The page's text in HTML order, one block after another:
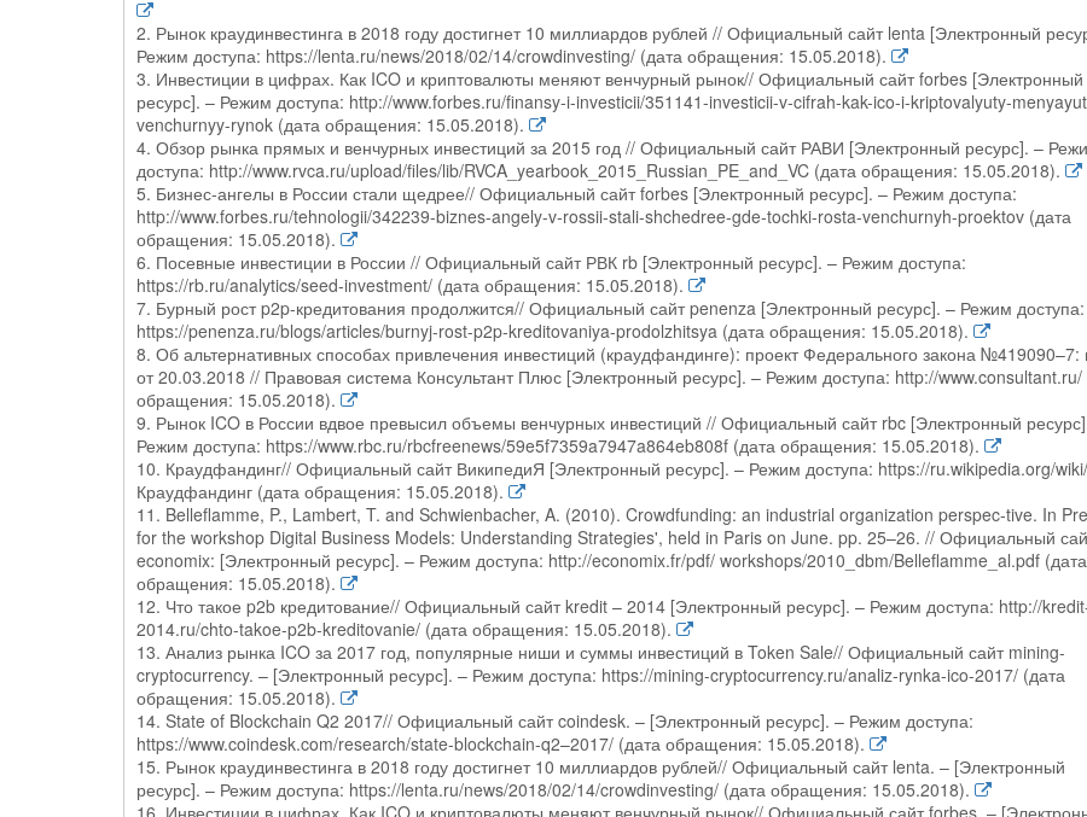
2. Рынок краудинвестинга в 2018 году достигнет 10 миллиардов рублей // Официальный сайт lenta [Электронный
Режим доступа: https://lenta.ru/news/2018/02/14/crowdinvesting/ (дата обращения: 15.05.2018).
3. Инвестиции в цифрах. Как ICO и криптовалюты меняют венчурный рынок// Официальный сайт forbes [Электронный
ресурс]. – Режим доступа: http://www.forbes.ru/finansy-i-investicii/351141-investicii-v-cifrah-kak-ico-i-kriptovalyuty-
venchurnyy-rynok (дата обращения: 15.05.2018).
4. Обзор рынка прямых и венчурных инвестиций за 2015 год // Официальный сайт РАВИ [Электронный ресурс]. –
доступа: http://www.rvca.ru/upload/files/lib/RVCA_yearbook_2015_Russian_PE_and_VC (дата обращения: 15.05.2018).
5. Бизнес-ангелы в России стали щедрее// Официальный сайт forbes [Электронный ресурс]. – Режим доступа:
http://www.forbes.ru/tehnologii/342239-biznes-angely-v-rossii-stali-shchedree-gde-tochki-rosta-venchurnyh-proektov (дата
обращения: 15.05.2018).
6. Посевные инвестиции в России // Официальный сайт РВК rb [Электронный ресурс]. – Режим доступа:
https://rb.ru/analytics/seed-investment/ (дата обращения: 15.05.2018).
7. Бурный рост p2p-кредитования продолжится// Официальный сайт penenza [Электронный ресурс]. – Режим доступа:
https://penenza.ru/blogs/articles/burnyj-rost-p2p-kreditovaniya-prodolzhitsya (дата обращения: 15.05.2018).
8. Об альтернативных способах привлечения инвестиций (краудфандинге): проект Федерального закона №419090–7:
от 20.03.2018 // Правовая система Консультант Плюс [Электронный ресурс]. – Режим доступа: http://www.consultant.ru/
обращения: 15.05.2018).
9. Рынок ICO в России вдвое превысил объемы венчурных инвестиций // Официальный сайт rbc [Электронный
Режим доступа: https://www.rbc.ru/rbcfreenews/59e5f7359a7947a864eb808f (дата обращения: 15.05.2018).
10. Краудфандинг// Официальный сайт ВикипедиЯ [Электронный ресурс]. – Режим доступа: https://ru.wikipedia.org/wiki/
Краудфандинг (дата обращения: 15.05.2018).
11. Belleflamme, P., Lambert, T. and Schwienbacher, A. (2010). Crowdfunding: an industrial organization perspec-tive. In
for the workshop Digital Business Models: Understanding Strategies', held in Paris on June. pp. 25–26. // Официальный
economix: [Электронный ресурс]. – Режим доступа: http://economix.fr/pdf/ workshops/2010_dbm/Belleflamme_al.pdf (дата
обращения: 15.05.2018).
12. Что такое p2b кредитование// Официальный сайт kredit – 2014 [Электронный ресурс]. – Режим доступа: http://
2014.ru/chto-takoe-p2b-kreditovanie/ (дата обращения: 15.05.2018).
13. Анализ рынка ICO за 2017 год, популярные ниши и суммы инвестиций в Token Sale// Официальный сайт mining-
cryptocurrency. – [Электронный ресурс]. – Режим доступа: https://mining-cryptocurrency.ru/analiz-rynka-ico-2017/ (дата
обращения: 15.05.2018).
14. State of Blockchain Q2 2017// Официальный сайт coindesk. – [Электронный ресурс]. – Режим доступа:
https://www.coindesk.com/research/state-blockchain-q2–2017/ (дата обращения: 15.05.2018).
15. Рынок краудинвестинга в 2018 году достигнет 10 миллиардов рублей// Официальный сайт lenta. – [Электронный
ресурс]. – Режим доступа: https://lenta.ru/news/2018/02/14/crowdinvesting/ (дата обращения: 15.05.2018).
16. Инвестиции в цифрах. Как ICO и криптовалюты меняют венчурный рынок// Официальный сайт forbes. –